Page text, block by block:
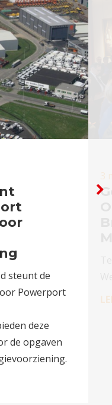
steunt de
Powerport
deze
de opgaven
3